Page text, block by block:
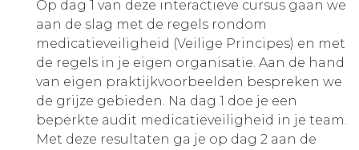
Op dag 1 van deze interactieve cursus gaan we
aan de slag met de regels rondom
medicatieveiligheid (Veilige Principes) en met
de regels in je eigen organisatie. Aan de hand
van eigen praktijkvoorbeelden bespreken we
de grijze gebieden. Na dag 1 doe je een
beperkte audit medicatieveiligheid in je team.
Met deze resultaten ga je op dag 2 aan de